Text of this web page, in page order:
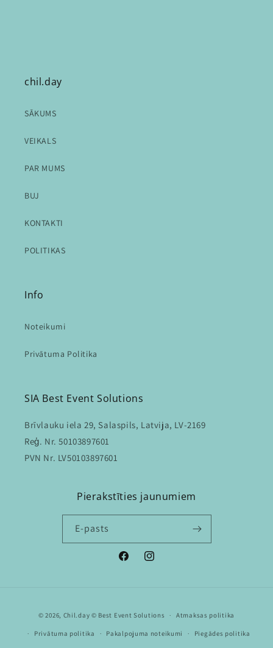
chil.day
SĀKUMS
VEIKALS
PAR MUMS
BUJ
KONTAKTI
POLITIKAS
Info
Noteikumi
Privātuma Politika
SIA Best Event Solutions
Brīvlauku iela 29, Salaspils, Latvija, LV-2169
Reģ. Nr. 50103897601
PVN Nr. LV50103897601
Pierakstīties jaunumiem
E-pasts
FacebookInstagram
metodes
© 2026, Chil.day © Best Event Solutions Atmaksas politika
Privātuma politika Pakalpojuma noteikumi Piegādes politika